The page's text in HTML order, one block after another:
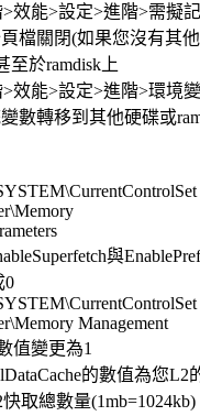
效能>設定>進階>需擬
檔關閉(如果您沒有其
至於ramdisk上
效能>設定>進階>環境
數轉移到其他硬碟或
與
0
Management
值變更為1
的數值為您L2
取總數量(1mb=1024kb)